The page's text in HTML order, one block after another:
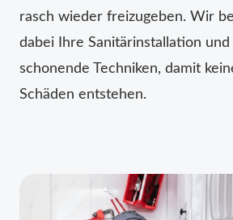
rasch wieder freizugeben. Wir
dabei Ihre Sanitärinstallation
schonende Techniken, damit
Schäden entstehen.